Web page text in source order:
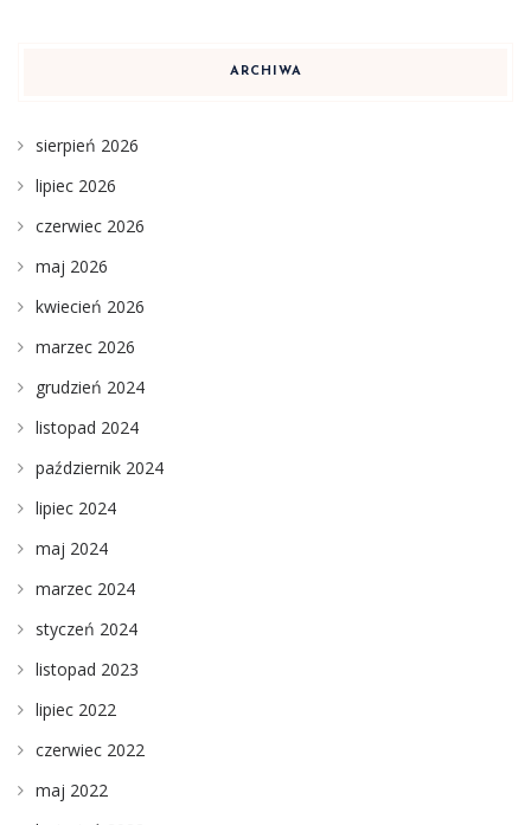
ARCHIWA
sierpień 2026
lipiec 2026
czerwiec 2026
maj 2026
kwiecień 2026
marzec 2026
grudzień 2024
listopad 2024
październik 2024
lipiec 2024
maj 2024
marzec 2024
styczeń 2024
listopad 2023
lipiec 2022
czerwiec 2022
maj 2022